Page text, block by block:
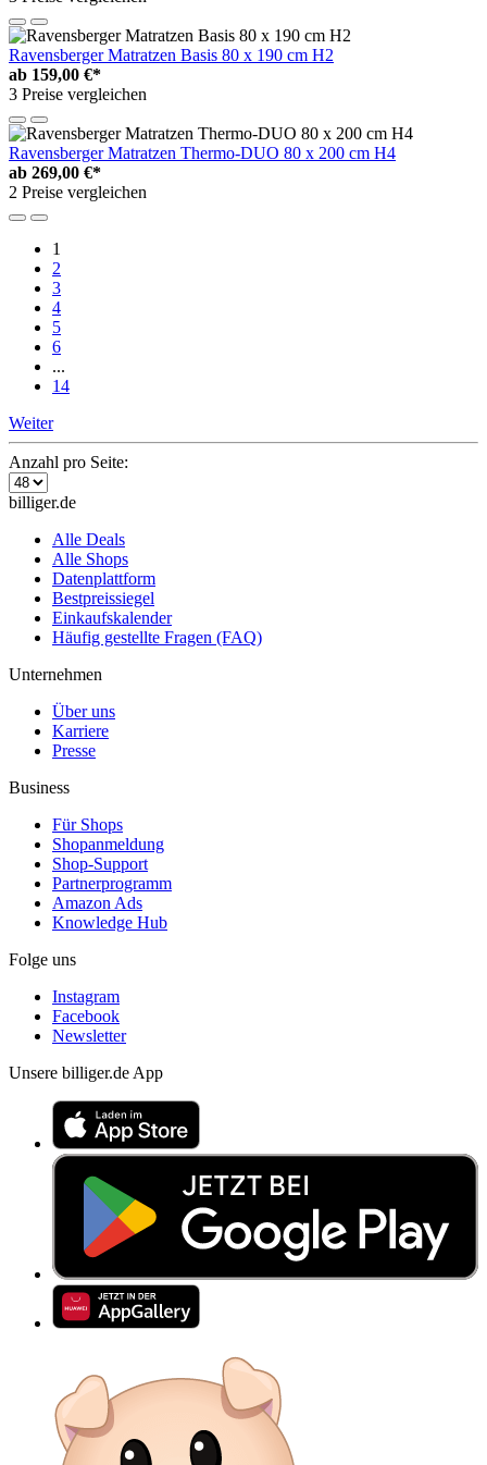
Ravensberger Matratzen Basis 80 x 190 cm H2
ab 159,00 €*
3 Preise vergleichen
Ravensberger Matratzen Thermo-DUO 80 x 200 cm H4
ab 269,00 €*
2 Preise vergleichen
1
2
3
4
5
6
...
14
Weiter
Anzahl pro Seite:
billiger.de
Alle Deals
Alle Shops
Datenplattform
Bestpreissiegel
Einkaufskalender
Häufig gestellte Fragen (FAQ)
Unternehmen
Über uns
Karriere
Presse
Business
Für Shops
Shopanmeldung
Shop-Support
Partnerprogramm
Amazon Ads
Knowledge Hub
Folge uns
Instagram
Facebook
Newsletter
Unsere billiger.de App